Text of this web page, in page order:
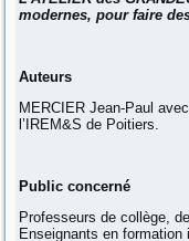
modernes, pour faire
Auteurs
MERCIER Jean-Paul
l’IREM&S de Poitiers.
Public concerné
Professeurs de collège,
Enseignants en formation